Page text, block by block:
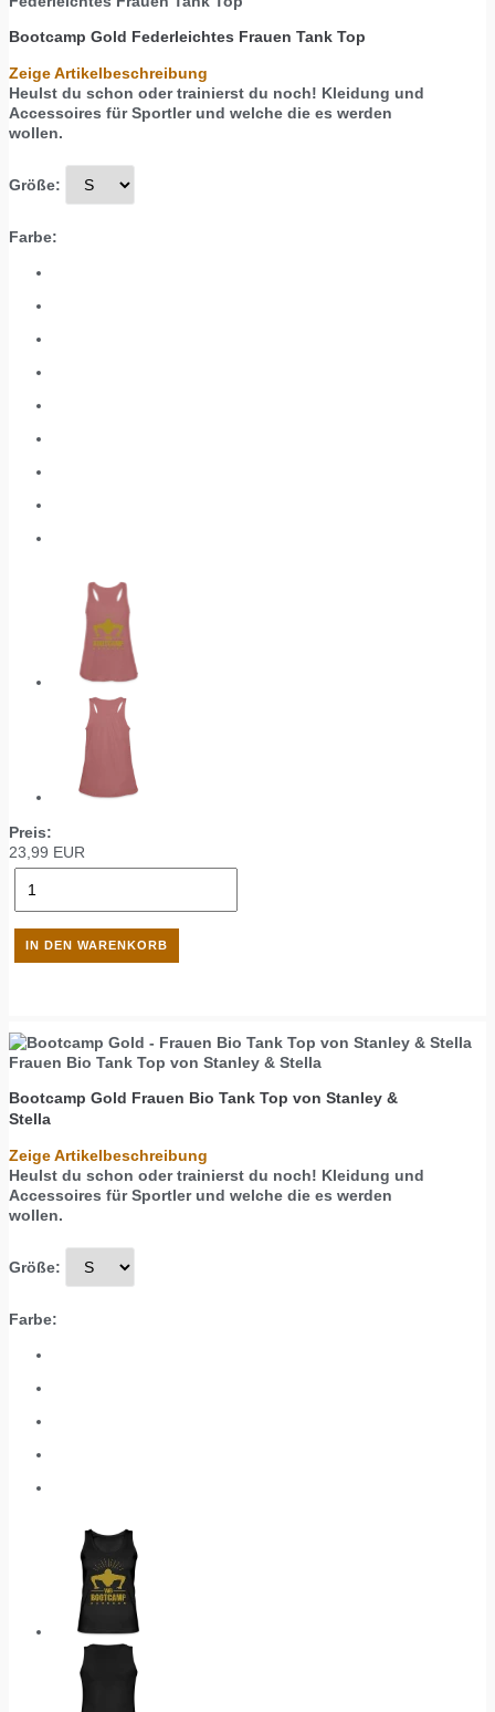
Bootcamp Gold Federleichtes Frauen Tank Top
Zeige Artikelbeschreibung
Heulst du schon oder trainierst du noch! Kleidung und
Accessoires für Sportler und welche die es werden
wollen.
Größe:
Farbe:
Preis:
23,99 EUR
Frauen Bio Tank Top von Stanley & Stella
Bootcamp Gold Frauen Bio Tank Top von Stanley &
Stella
Zeige Artikelbeschreibung
Heulst du schon oder trainierst du noch! Kleidung und
Accessoires für Sportler und welche die es werden
wollen.
Größe:
Farbe: